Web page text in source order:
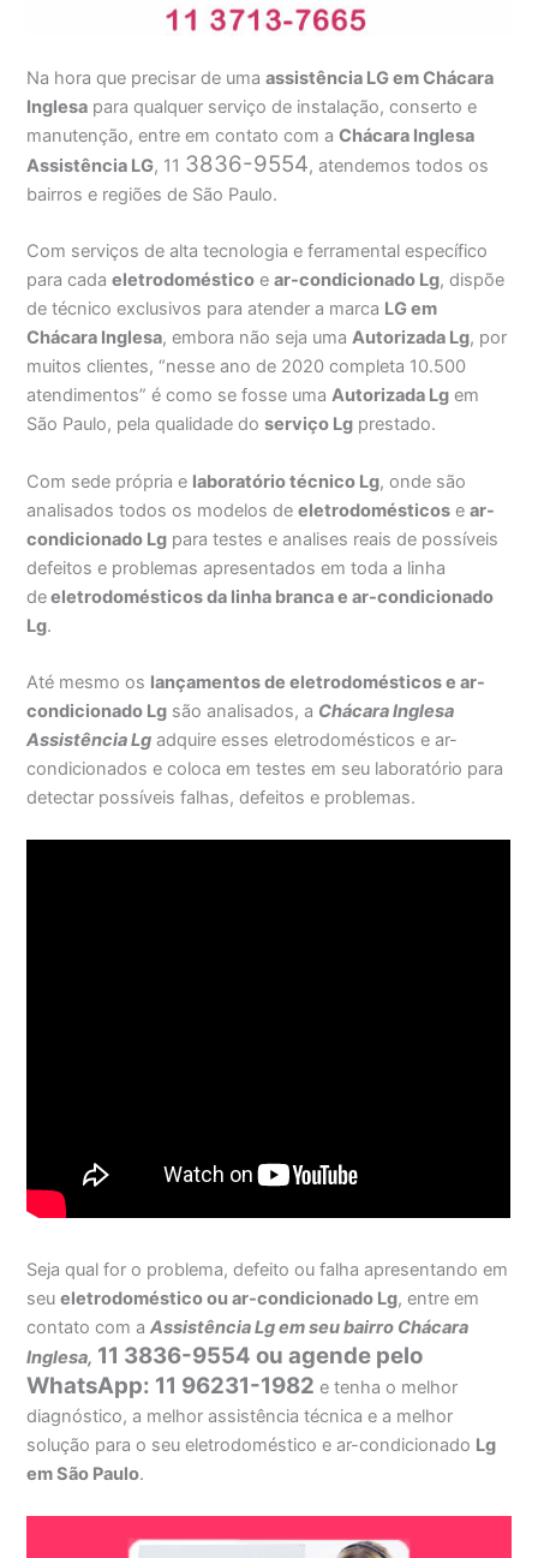
Na hora que precisar de umaassistência LG em Chácara
Inglesa para qualquer serviço de instalação, conserto e
manutenção, entre em contato com aChácara Inglesa
Assistência LG, 11 3836-9554, atendemos todos os
bairros e regiões de São Paulo.
Com serviços de alta tecnologia e ferramental específico
para cadaeletrodoméstico ear-condicionado Lg, dispõe
de técnico exclusivos para atender a marca LG em
Chácara Inglesa, embora não seja umaAutorizada Lg, por
muitos clientes, “nesse ano de 2020 completa 10.500
atendimentos” é como se fosse umaAutorizada Lg em
São Paulo, pela qualidade doserviço Lg prestado.
Com sede própria e laboratório técnico Lg, onde são
analisados todos os modelos deeletrodomésticos ear-
condicionado Lg para testes e analises reais de possíveis
defeitos e problemas apresentados em toda a linha
deeletrodomésticos da linha branca e ar-condicionado
Lg.
Até mesmo os lançamentos de eletrodomésticos e ar-
condicionado Lg são analisados, a Chácara Inglesa
Assistência Lg adquire esses eletrodomésticos e ar-
condicionados e coloca em testes em seu laboratório para
detectar possíveis falhas, defeitos e problemas.
Seja qual for o problema, defeito ou falha apresentando em
seueletrodoméstico ou ar-condicionado Lg, entre em
contato com aAssistência Lg em seu bairro Chácara
Inglesa, 11 3836-9554 ou agende pelo
WhatsApp: 11 96231-1982 e tenha o melhor
diagnóstico, a melhor assistência técnica e a melhor
solução para o seu eletrodoméstico e ar-condicionado Lg
em São Paulo.